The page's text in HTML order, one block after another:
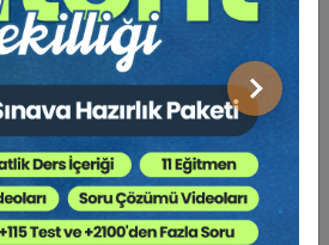
Sonraki
Tanıtımı ve Sınırlandırılması
Kişilere Özgülenmesinin
Sorunu
Kullanıcısı Dışında
ve Doğurduğu Hukuki